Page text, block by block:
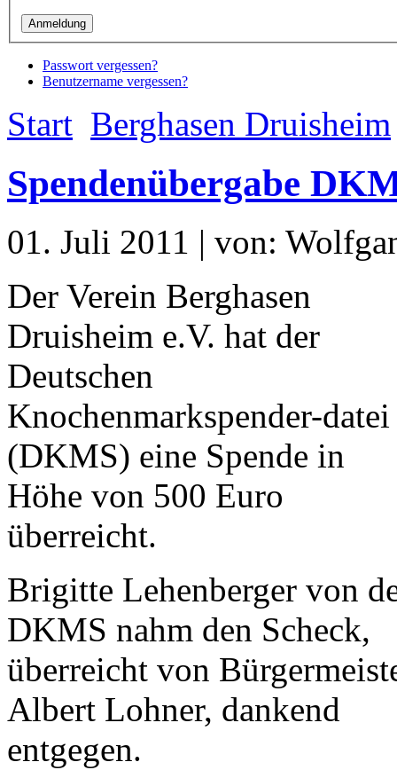
Passwort vergessen?
Benutzername vergessen?
Start Berghasen Druisheim
Spendenübergabe
01. Juli 2011 | von:
Der Verein Berghasen
Druisheim e.V. hat der
Deutschen
Knochenmarkspender-datei
(DKMS) eine Spende in
Höhe von 500 Euro
überreicht.
Brigitte Lehenberger von
DKMS nahm den Scheck,
überreicht von
Albert Lohner, dankend
entgegen.